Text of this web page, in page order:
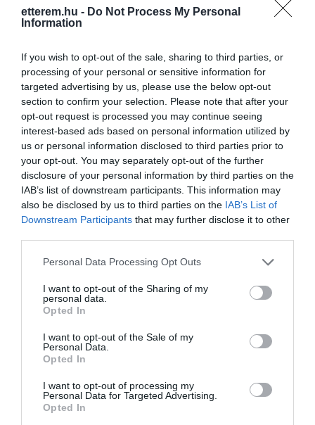
etterem.hu - Do Not Process My Personal
Information
If you wish to opt-out of the sale, sharing to third parties, or
processing of your personal or sensitive information for
targeted advertising by us, please use the below opt-out
section to confirm your selection. Please note that after your
opt-out request is processed you may continue seeing
interest-based ads based on personal information utilized by
us or personal information disclosed to third parties prior to
your opt-out. You may separately opt-out of the further
disclosure of your personal information by third parties on the
IAB’s list of downstream participants. This information may
also be disclosed by us to third parties on the IAB’s List of
Downstream Participants that may further disclose it to other
Please note that this website/app uses one or more Google
not limited to your visit or usage behaviour. You may click to
grant or deny consent to Google and its third-party tags to
use your data for below specified purposes in below Google
consent section.
Personal Data Processing Opt Outs
I want to opt-out of the Sharing of my
personal data.
Opted In
I want to opt-out of the Sale of my
Personal Data.
Opted In
I want to opt-out of processing my
Personal Data for Targeted Advertising.
Opted In
választjuk, akkor érdemes foglalni -
asztalt kapni.
fb.com/IlTerzoCerchioBudapest
Probléma jelentése Te vagy a tulajdonos?